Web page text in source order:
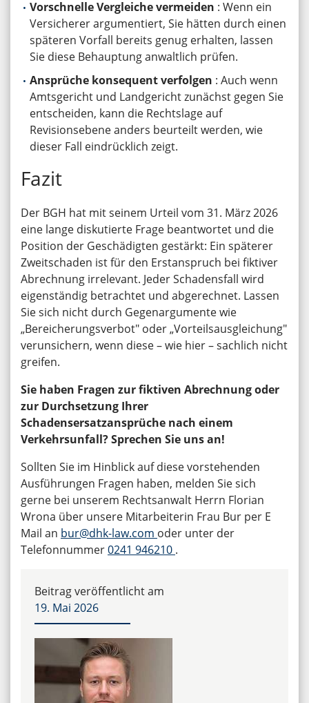
Vorschnelle Vergleiche vermeiden : Wenn ein
Versicherer argumentiert, Sie hätten durch einen
späteren Vorfall bereits genug erhalten, lassen
Sie diese Behauptung anwaltlich prüfen.
Ansprüche konsequent verfolgen : Auch wenn
Amtsgericht und Landgericht zunächst gegen Sie
entscheiden, kann die Rechtslage auf
Revisionsebene anders beurteilt werden, wie
dieser Fall eindrücklich zeigt.
Fazit
Der BGH hat mit seinem Urteil vom 31. März 2026
eine lange diskutierte Frage beantwortet und die
Position der Geschädigten gestärkt: Ein späterer
Zweitschaden ist für den Erstanspruch bei fiktiver
Abrechnung irrelevant. Jeder Schadensfall wird
eigenständig betrachtet und abgerechnet. Lassen
Sie sich nicht durch Gegenargumente wie
„Bereicherungsverbot" oder „Vorteilsausgleichung"
verunsichern, wenn diese – wie hier – sachlich nicht
greifen.
Sie haben Fragen zur fiktiven Abrechnung oder
zur Durchsetzung Ihrer
Schadensersatzansprüche nach einem
Verkehrsunfall? Sprechen Sie uns an!
Sollten Sie im Hinblick auf diese vorstehenden
Ausführungen Fragen haben, melden Sie sich
gerne bei unserem Rechtsanwalt Herrn Florian
Wrona über unsere Mitarbeiterin Frau Bur per E
Mail an bur@dhk-law.com oder unter der
Telefonnummer0241 946210 .
Beitrag veröffentlicht am
19. Mai 2026